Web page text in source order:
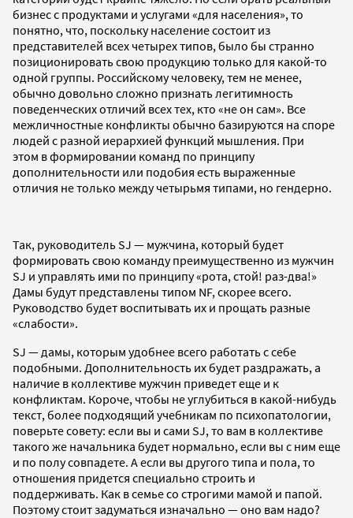
бизнес с продуктами и услугами «для населения», то
понятно, что, поскольку население состоит из
представителей всех четырех типов, было бы странно
позиционировать свою продукцию только для какой-то
одной группы. Российскому человеку, тем не менее,
обычно довольно сложно признать легитимность
поведенческих отличий всех тех, кто «не он сам». Все
межличностные конфликты обычно базируются на споре
людей с разной иерархией функций мышления. При
этом в формировании команд по принципу
дополнительности или подобия есть выраженные
отличия не только между четырьмя типами, но гендерно.
Так, руководитель SJ — мужчина, который будет
формировать свою команду преимущественно из мужчин
SJ и управлять ими по принципу «рота, стой! раз-два!»
Дамы будут представлены типом NF, скорее всего.
Руководство будет воспитывать их и прощать разные
«слабости».
SJ — дамы, которым удобнее всего работать с себе
подобными. Дополнительность их будет раздражать, а
наличие в коллективе мужчин приведет еще и к
конфликтам. Короче, чтобы не углубиться в какой-нибудь
текст, более подходящий учебникам по психопатологии,
поверьте совету: если вы и сами SJ, то вам в коллективе
такого же начальника будет нормально, если вы с ним еще
и по полу совпадете. А если вы другого типа и пола, то
отношения придется специально строить и
поддерживать. Как в семье со строгими мамой и папой.
Поэтому стоит задуматься изначально — оно вам надо?